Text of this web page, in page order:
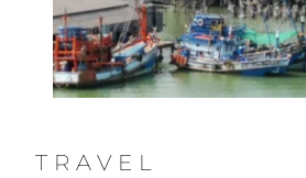
TRAVEL